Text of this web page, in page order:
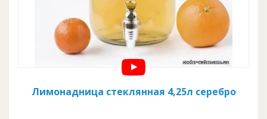
Лимонадница стеклянная 4,25л серебро